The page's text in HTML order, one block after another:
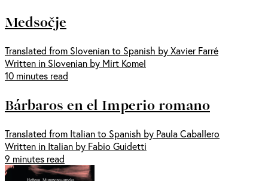
Medsočje
Translated from Slovenian to Spanish by Xavier Farré
Written in Slovenian by Mirt Komel
10 minutes read
Bárbaros en el Imperio romano
Translated from Italian to Spanish by Paula Caballero
Written in Italian by Fabio Guidetti
9 minutes read